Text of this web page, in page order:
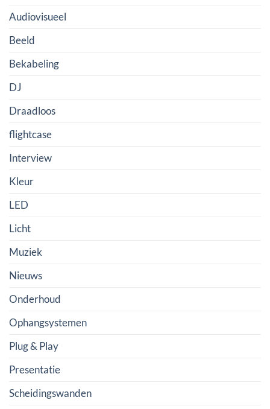
Audiovisueel
Beeld
Bekabeling
DJ
Draadloos
flightcase
Interview
Kleur
LED
Licht
Muziek
Nieuws
Onderhoud
Ophangsystemen
Plug & Play
Presentatie
Scheidingswanden